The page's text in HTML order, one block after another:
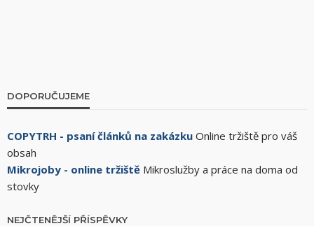
DOPORUČUJEME
COPYTRH - psaní článků na zakázku Online tržiště pro váš
obsah
Mikrojoby - online tržiště Mikroslužby a práce na doma od
stovky
NEJČTENĚJŠÍ PŘÍSPĚVKY